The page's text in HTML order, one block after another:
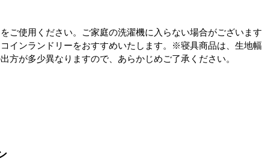
ご使用ください。ご家庭の洗濯機に入らない場合がございます
インランドリーをおすすめいたします。※寝具商品は、生地幅
が多少異なりますので、あらかじめご了承ください。